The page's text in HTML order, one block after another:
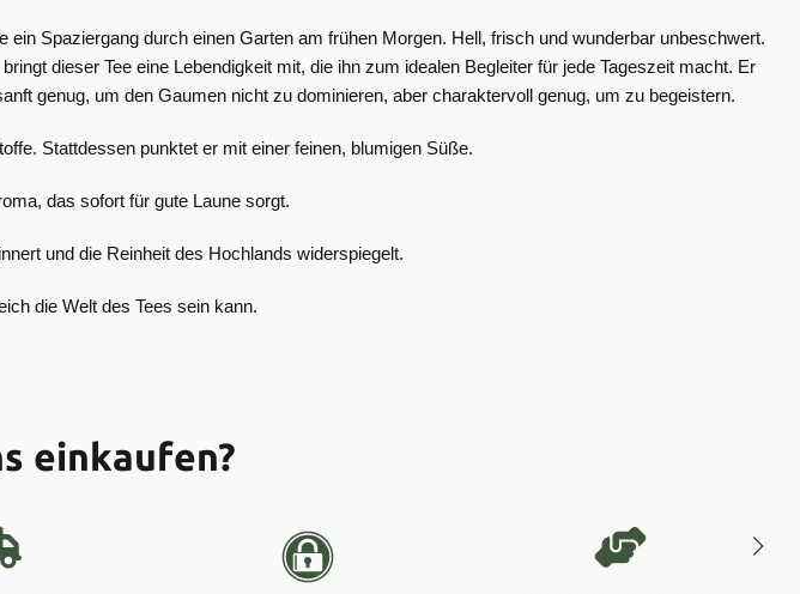
Spaziergang durch einen Garten am frühen Morgen. Hell, frisch und wunderbar unbeschwert.
dieser Tee eine Lebendigkeit mit, die ihn zum idealen Begleiter für jede Tageszeit macht. Er
genug, um den Gaumen nicht zu dominieren, aber charaktervoll genug, um zu begeistern.
Stattdessen punktet er mit einer feinen, blumigen Süße.
das sofort für gute Laune sorgt.
und die Reinheit des Hochlands widerspiegelt.
die Welt des Tees sein kann.
einkaufen?